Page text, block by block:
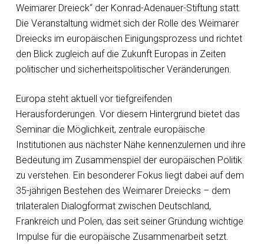
Weimarer Dreieck“ der Konrad-Adenauer-Stiftung statt.
Die Veranstaltung widmet sich der Rolle des Weimarer
Dreiecks im europäischen Einigungsprozess und richtet
den Blick zugleich auf die Zukunft Europas in Zeiten
politischer und sicherheitspolitischer Veränderungen.
Europa steht aktuell vor tiefgreifenden
Herausforderungen. Vor diesem Hintergrund bietet das
Seminar die Möglichkeit, zentrale europäische
Institutionen aus nächster Nähe kennenzulernen und ihre
Bedeutung im Zusammenspiel der europäischen Politik
zu verstehen. Ein besonderer Fokus liegt dabei auf dem
35-jährigen Bestehen des Weimarer Dreiecks – dem
trilateralen Dialogformat zwischen Deutschland,
Frankreich und Polen, das seit seiner Gründung wichtige
Impulse für die europäische Zusammenarbeit setzt.